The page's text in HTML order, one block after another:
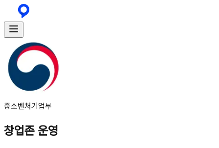
중소벤처기업부
창업존 운영